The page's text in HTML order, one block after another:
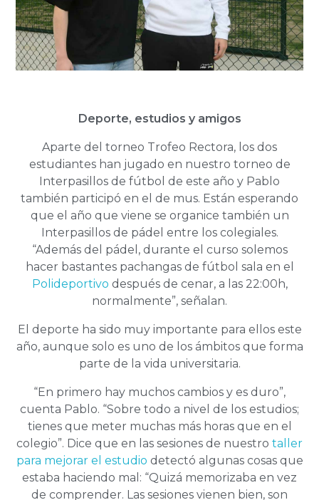
Deporte, estudios y amigos
Aparte del torneo Trofeo Rectora, los dos
estudiantes han jugado en nuestro torneo de
Interpasillos de fútbol de este año y Pablo
también participó en el de mus. Están esperando
que el año que viene se organice también un
Interpasillos de pádel entre los colegiales.
“Además del pádel, durante el curso solemos
hacer bastantes pachangas de fútbol sala en el
Polideportivo después de cenar, a las 22:00h,
normalmente”, señalan.
El deporte ha sido muy importante para ellos este
año, aunque solo es uno de los ámbitos que forma
parte de la vida universitaria.
“En primero hay muchos cambios y es duro”,
cuenta Pablo. “Sobre todo a nivel de los estudios;
tienes que meter muchas más horas que en el
colegio”. Dice que en las sesiones de nuestro taller
para mejorar el estudio detectó algunas cosas que
estaba haciendo mal: “Quizá memorizaba en vez
de comprender. Las sesiones vienen bien, son